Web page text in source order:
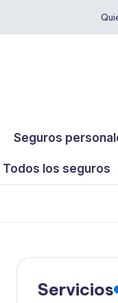
Seguros
Todos los seguros
Servicios